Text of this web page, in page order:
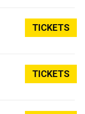
TICKETS
TICKETS